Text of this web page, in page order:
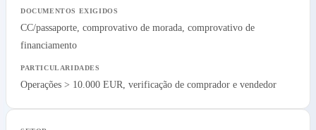
CC/passaporte, comprovativo de morada, comprovativo de
financiamento
Operações > 10.000 EUR, verificação de comprador e vendedor